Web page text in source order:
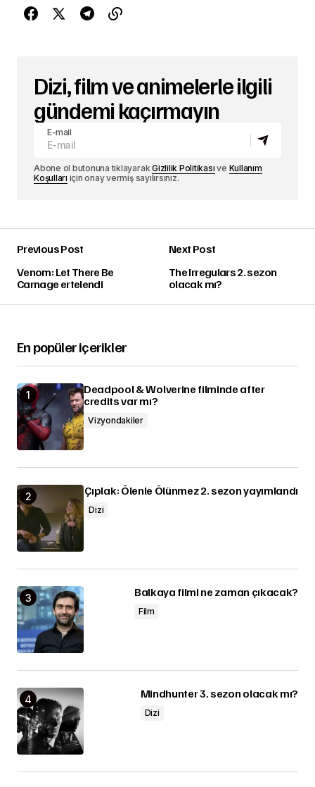
Dizi, film ve animelerle ilgili
gündemi kaçırmayın
E-mail
Abone ol butonuna tıklayarakGizlilik Politikası ve Kullanım
Koşulları için onay vermiş sayılırsınız.
Previous Post
Venom: Let There Be
Carnage ertelendi
Next Post
The Irregulars 2. sezon
olacak mı?
En popüler içerikler
Deadpool & Wolverine filminde after
credits var mı?
Vizyondakiler
Çıplak: Ölenle Ölünmez 2. sezon yayımlandı
Dizi
Balkaya filmi ne zaman çıkacak?
Film
Mindhunter 3. sezon olacak mı?
Dizi